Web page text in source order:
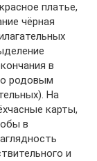
платье,
чёрная
в
родовым
На
карты,
в
и